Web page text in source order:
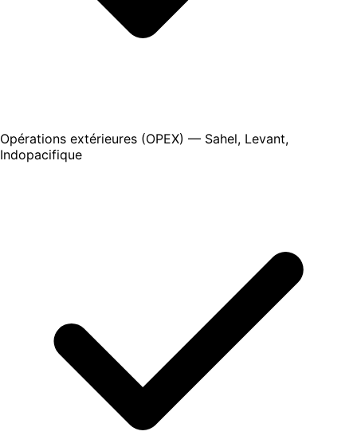
Opérations extérieures (OPEX) — Sahel, Levant,
Indopacifique